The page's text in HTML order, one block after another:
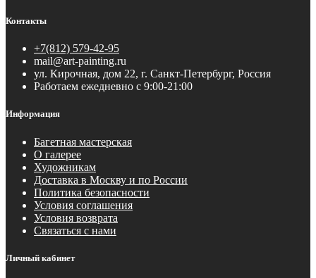
Контакты
+7(812) 579-42-95
mail@art-painting.ru
ул. Кирочная, дом 22, г. Санкт-Петербург, Россия
Работаем ежедневно с 9:00-21:00
Информация
Багетная мастерская
О галерее
Художникам
Доставка в Москву и по России
Политика безопасности
Условия соглашения
Условия возврата
Связаться с нами
Личный кабинет